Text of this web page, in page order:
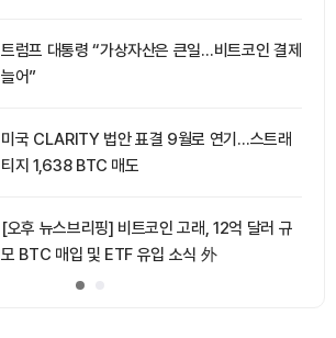
트럼프 대통령 “가상자산은 큰일…비트코인 결제
늘어”
미국 CLARITY 법안 표결 9월로 연기…스트래
티지 1,638 BTC 매도
[오후 뉴스브리핑] 비트코인 고래, 12억 달러 규
모 BTC 매입 및 ETF 유입 소식 外